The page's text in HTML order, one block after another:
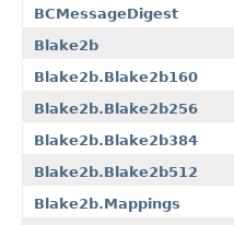
BCMessageDigest
Blake2b
Blake2b.Blake2b160
Blake2b.Blake2b256
Blake2b.Blake2b384
Blake2b.Blake2b512
Blake2b.Mappings